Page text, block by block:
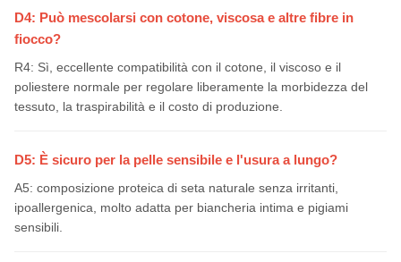
D4: Può mescolarsi con cotone, viscosa e altre fibre in
fiocco?
R4: Sì, eccellente compatibilità con il cotone, il viscoso e il
poliestere normale per regolare liberamente la morbidezza del
tessuto, la traspirabilità e il costo di produzione.
D5: È sicuro per la pelle sensibile e l'usura a lungo?
A5: composizione proteica di seta naturale senza irritanti,
ipoallergenica, molto adatta per biancheria intima e pigiami
sensibili.